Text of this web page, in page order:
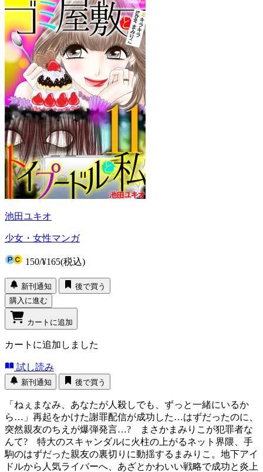
池田ユキオ
少女・女性マンガ
150/¥165(税込)
新刊通知
後で買う
購入に進む
カートに追加
カートに追加しました
試し読み
新刊通知 後で買う
「ねぇまなみ、あなたが人殺しでも、ずっと一緒にいるか
ら…」再起をかけた謝罪配信が成功した…はずだったのに、
突然親友のちえが爆弾発言…? まさかまみりこが犯罪者な
んて? 特大のスキャンダルに火柱の上がるネット界隈、手
駒のはずだった親友の裏切りに動揺するまみりこ。地下アイ
ドルから人気ライバーへ、あざとかわいい戦略で成功と炎上